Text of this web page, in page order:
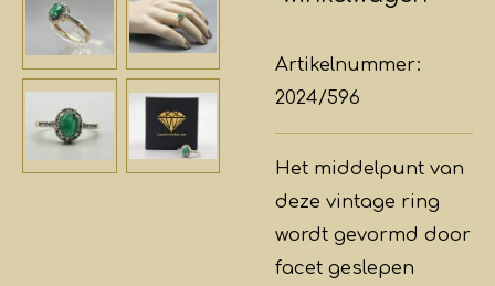
Artikelnummer:
2024/596
Het middelpunt van
deze vintage ring
wordt gevormd door
facet geslepen